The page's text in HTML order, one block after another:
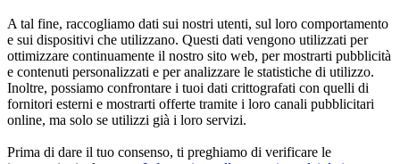
A tal fine, raccogliamo dati sui nostri utenti, sul loro comportamento
e sui dispositivi che utilizzano. Questi dati vengono utilizzati per
ottimizzare continuamente il nostro sito web, per mostrarti pubblicità
e contenuti personalizzati e per analizzare le statistiche di utilizzo.
Inoltre, possiamo confrontare i tuoi dati crittografati con quelli di
fornitori esterni e mostrarti offerte tramite i loro canali pubblicitari
online, ma solo se utilizzi già i loro servizi.
Prima di dare il tuo consenso, ti preghiamo di verificare le